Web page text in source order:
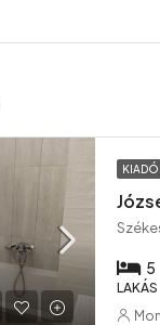
KIADÓ
5
LAKÁS